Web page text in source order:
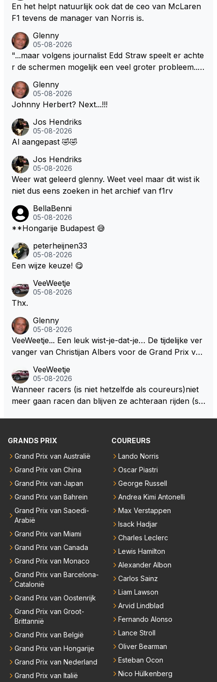
En het helpt natuurlijk ook dat de ceo van McLaren
F1 tevens de manager van Norris is.
Glenny
05-08-2026
"...maar volgens journalist Edd Straw speelt er achte
r de schermen mogelijk een veel groter probleem..."
Glenny
05-08-2026
Johnny Herbert? Next...!!!
Jos Hendriks
05-08-2026
Al aangepast 🤣🤣
Jos Hendriks
05-08-2026
Weer wat geleerd glenny. Weet veel maar dit wist ik
niet dus eens zoeken in het archief van f1rv
BellaBenni
05-08-2026
**Hongarije Budapest 😅
peterheijnen33
05-08-2026
Een wijze keuze! 😋
VeeWeetje
05-08-2026
Thx.
Glenny
05-08-2026
VeeWeetje... Een leuk wist-je-dat-je… De tijdelijke ver
vanger van Christijan Albers voor de Grand Prix van
rkus Winkelhock. Vanaf de race daarna werd het st
oeltje definitief overgenomen door Sakon Yamamot
o. Na 2 rondes gokte Markus Winkelhock goed (hij k
Dat was ook de enige keer dat een Spyker ooit aan
en had, werd hij helaas aan alle kanten door iederee
n achterhaald. Hij moest later opgeven vanwege een
technisch mankement. Het was ook de enige keer d
at Markus Winkelhock een officiële Formule 1 race r
VeeWeetje
05-08-2026
Wanneer racers (is niet hetzelfde als coureurs)niet
meer gaan racen dan blijven ze achteraan rijden (so
GRANDS PRIX
Grand Prix van Australië
Grand Prix van China
Grand Prix van Japan
Grand Prix van Bahrein
Grand Prix van Saoedi-
Arabië
Grand Prix van Miami
Grand Prix van Canada
Grand Prix van Monaco
Grand Prix van Barcelona-
Catalonië
Grand Prix van Oostenrijk
Grand Prix van Groot-
Brittannië
Grand Prix van België
Grand Prix van Hongarije
Grand Prix van Nederland
Grand Prix van Italië
COUREURS
Lando Norris
Oscar Piastri
George Russell
Andrea Kimi Antonelli
Max Verstappen
Isack Hadjar
Charles Leclerc
Lewis Hamilton
Alexander Albon
Carlos Sainz
Liam Lawson
Arvid Lindblad
Fernando Alonso
Lance Stroll
Oliver Bearman
Esteban Ocon
Nico Hülkenberg